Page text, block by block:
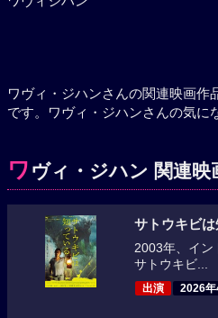
ワヴィ・ジハンさんの関連映画作
です。ワヴィ・ジハンさんの気に
ワ ヴィ・ジハン 関連映
サトウキビ
2003年、イン
サトウキビ...
出演 2026年